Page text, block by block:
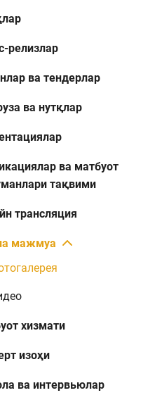
релизлар
ва тендерлар
ва нутқлар
ва матбуот
тақвими
трансляция
мажмуа
хизмати
изоҳи
ва интервьюлар